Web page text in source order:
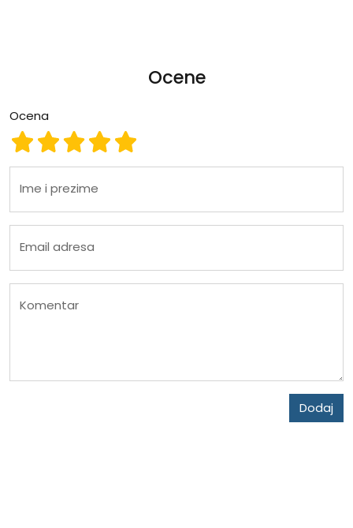
Ocene
Ocena
Ocena 5
Ocena 4
Ocena 3
Ocena 2
Ocena 1
Ime i prezime
Email adresa
Komentar
Dodaj